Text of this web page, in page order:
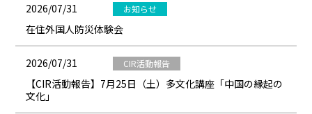
2026/07/31 お知らせ
在住外国人防災体験会
2026/07/31 CIR活動報告
【CIR活動報告】7月25日（土）多文化講座「中国の縁起の
文化」